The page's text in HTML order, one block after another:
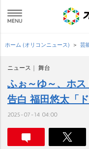
ホーム (オリコンニュース) 芸
ニュース 舞台
ふぉ～ゆ～、ホ
告白 福田悠太「
2025-07-14 04:00